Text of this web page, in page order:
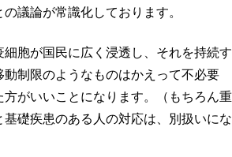
議論が常識化しております。
細胞が国民に広く浸透し、それを持続す
動制限のようなものはかえって不必要
方がいいことになります。（もちろん重
礎疾患のある人の対応は、別扱いにな